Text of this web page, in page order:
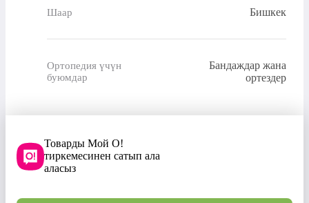
Шаар Бишкек
Ортопедия үчүн
буюмдар
Бандаждар жана
ортездер
Товарды Мой О!
тиркемесинен сатып ала
аласыз